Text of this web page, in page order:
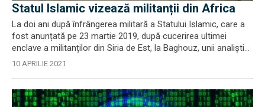
Statul Islamic vizează militanții din Africa
La doi ani după înfrângerea militară a Statului Islamic, care a
fost anunțată pe 23 martie 2019, după cucerirea ultimei
enclave a militanților din Siria de Est, la Baghouz, unii analiști...
10 APRILIE 2021